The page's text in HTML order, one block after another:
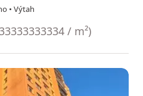
• Výtah
/ m²)